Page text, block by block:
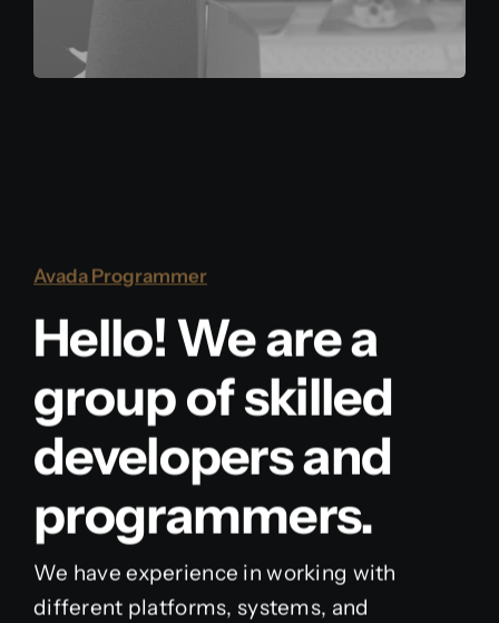
Avada Programmer
Hello! We are a
group of skilled
developers and
programmers.
We have experience in working with
different platforms, systems, and